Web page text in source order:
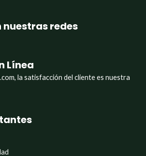
nuestras redes
Línea
la satisfacción del cliente es nuestra